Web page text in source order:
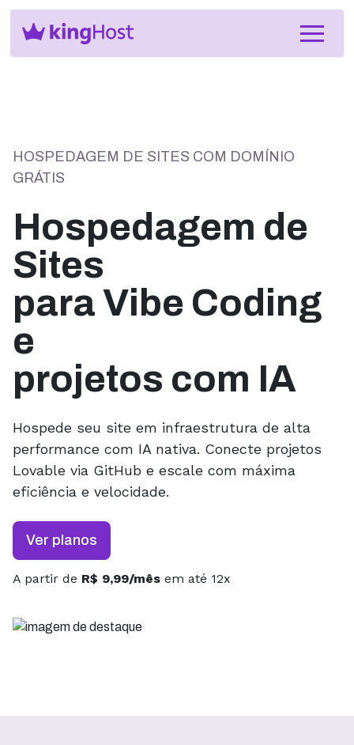
HOSPEDAGEM DE SITES COM DOMÍNIO
GRÁTIS
Hospedagem de
Sites
para Vibe Coding
e
projetos com IA
Hospede seu site em infraestrutura de alta
performance com IA nativa. Conecte projetos
Lovable via GitHub e escale com máxima
eficiência e velocidade.
Ver planos
A partir de R$ 9,99/mês em até 12x